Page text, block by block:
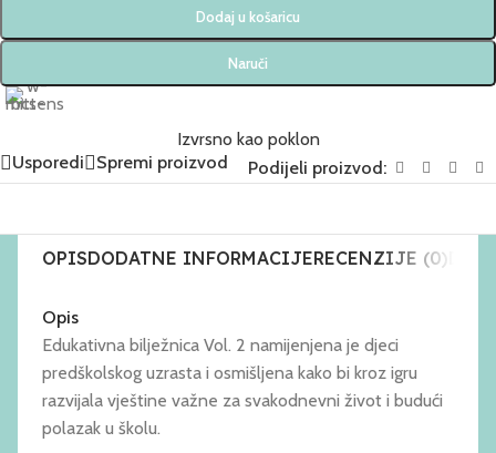
Dodaj u košaricu
Naruči
Izvrsno kao poklon
Usporedi
Spremi proizvod Podijeli proizvod:
OPISDODATNE INFORMACIJERECENZIJE (0)
Opis
Edukativna bilježnica Vol. 2 namijenjena je djeci
predškolskog uzrasta i osmišljena kako bi kroz igru
razvijala vještine važne za svakodnevni život i budući
polazak u školu.